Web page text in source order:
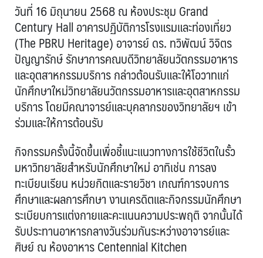
วันที่ 16 มิถุนายน 2568 ณ ห้องประชุม Grand
Century Hall อาคารปฏิบัติการโรงแรมและท่องเที่ยว
(The PBRU Heritage) อาจารย์ ดร. ทวิพัฒน์ วิจิตร
ปัญญารักษ์ รักษาการคณบดีวิทยาลัยนวัตกรรมอาหาร
และอุตสาหกรรมบริการ กล่าวต้อนรับและให้โอวาทแก่
นักศึกษาใหม่วิทยาลัยนวัตกรรมอาหารและอุตสาหกรรม
บริการ โดยมีคณาจารย์และบุคลากรของวิทยาลัยฯ เข้า
ร่วมและให้การต้อนรับ
กิจกรรมครั้งนี้จัดขึ้นเพื่อชี้แนะแนวทางการใช้ชีวิตในรั้ว
มหาวิทยาลัยสำหรับนักศึกษาใหม่ อาทิเช่น การลง
ทะเบียนเรียน หน่วยกิตและรายวิชา เกณฑ์การจบการ
ศึกษาและผลการศึกษา งานเครดิตและกิจกรรมนักศึกษา
ระเบียบการแต่งกายและคะแนนความประพฤติ จากนั้นได้
รับประทานอาหารกลางวันร่วมกันระหว่างอาจารย์และ
ศิษย์ ณ ห้องอาหาร Centennial Kitchen